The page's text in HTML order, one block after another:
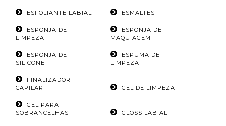
ESFOLIANTE LABIAL ESMALTES
ESPONJA DE
LIMPEZA
ESPONJA DE
MAQUIAGEM
ESPONJA DE
SILICONE
ESPUMA DE
LIMPEZA
FINALIZADOR
CAPILAR
GEL DE LIMPEZA
GEL PARA
SOBRANCELHAS
GLOSS LABIAL